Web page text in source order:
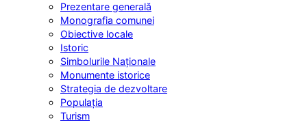
Prezentare generală
Monografia comunei
Obiective locale
Istoric
Simbolurile Naționale
Monumente istorice
Strategia de dezvoltare
Populația
Turism